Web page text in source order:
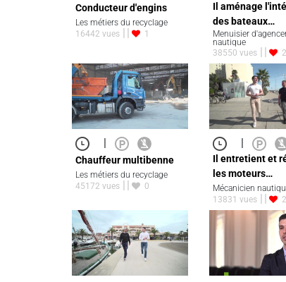
Conducteur d'engins
Les métiers du recyclage
16442 vues
1
Il aménage
des bateaux…
Menuisier
nautique
38550 vues
2
Chauffeur multibenne
Les métiers du recyclage
45172 vues
0
Il entretient et
les moteurs…
Mécanicien
13831 vues
2